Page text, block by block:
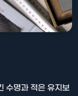
수명과 적은 유지보